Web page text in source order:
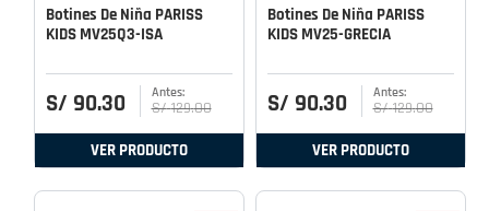
Botines De Niña PARISS
KIDS MV25Q3-ISA
S/ 90.30 S/ 129.00
VER PRODUCTO
Botines De Niña PARISS
KIDS MV25-GRECIA
S/ 90.30 S/ 129.00
VER PRODUCTO